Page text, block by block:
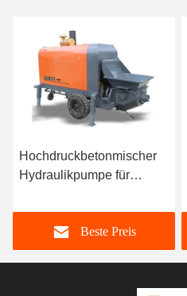
Hochdruckbetonmischer
Hydraulikpumpe für
Beste Preis